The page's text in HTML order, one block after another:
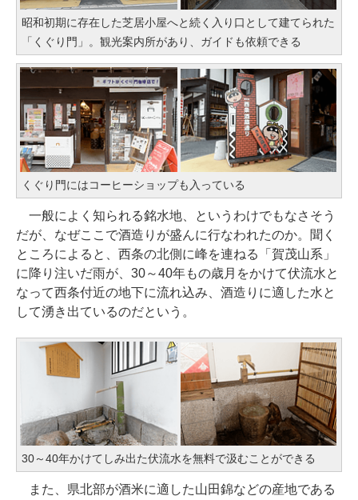
昭和初期に存在した芝居小屋へと続く入り口として建てられた
「くぐり門」。観光案内所があり、ガイドも依頼できる
くぐり門にはコーヒーショップも入っている
一般によく知られる銘水地、というわけでもなさそう
だが、なぜここで酒造りが盛んに行なわれたのか。聞く
ところによると、西条の北側に峰を連ねる「賀茂山系」
に降り注いだ雨が、30～40年もの歳月をかけて伏流水と
なって西条付近の地下に流れ込み、酒造りに適した水と
して湧き出ているのだという。
30～40年かけてしみ出た伏流水を無料で汲むことができる
また、県北部が酒米に適した山田錦などの産地である